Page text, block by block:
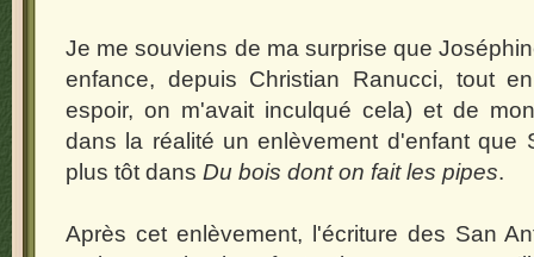
Je me souviens de ma surprise que
enfance, depuis Christian Ranucci, tout
espoir, on m'avait inculqué cela) et de
dans la réalité un enlèvement d'enfant que
plus tôt dans Du bois dont on fait les pipes.
Après cet enlèvement, l'écriture des San